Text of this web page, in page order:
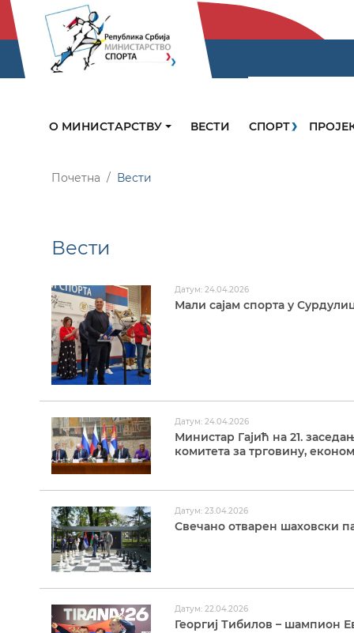
О МИНИСТАРСТВУ ВЕСТИ СПОРТ
Почетна Вести
Вести
Датум: 24.04.2026
Мали сајам спорта у
Датум: 24.04.2026
Министар Гајић на 21.
комитета за трговину,
Датум: 23.04.2026
Свечано отварен шаховски
Датум: 22.04.2026
Георгиј Тибилов – шампион